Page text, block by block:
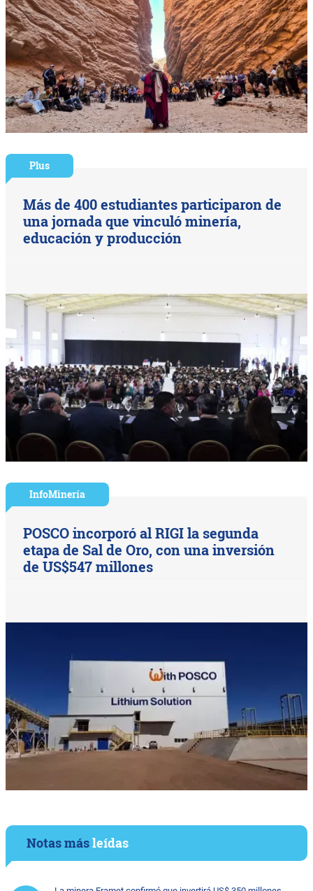
Plus
Más de 400 estudiantes participaron de
una jornada que vinculó minería,
educación y producción
InfoMinería
POSCO incorporó al RIGI la segunda
etapa de Sal de Oro, con una inversión
de US$547 millones
Notas másleídas